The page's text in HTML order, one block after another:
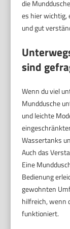
die
es hier wichtig,
und gut
sind
Wenn du viel
Munddusche
und leichte
Wassertanks
Auch das
Eine
Bedienung
gewohnten
hilfreich, wenn
funktioniert.